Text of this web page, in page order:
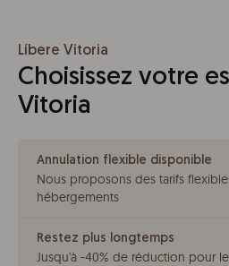
Líbere Vitoria
Choisissez votre
Vitoria
Annulation flexible disponible
Nous proposons des tarifs
hébergements
Restez plus longtemps
Jusqu'à -40% de réduction pour